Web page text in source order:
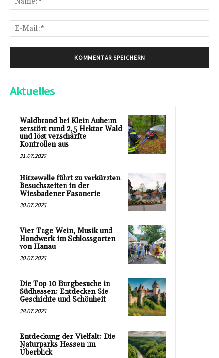
Aktuelles
Waldbrand bei Klein Auheim
zerstört rund 2,5 Hektar Wald
und löst verschärfte
Kontrollen aus
31.07.2026
Hitzewelle führt zu verkürzten
Besuchszeiten in der
Wiesbadener Fasanerie
30.07.2026
Vier Tage Wein, Musik und
Handwerk im Schlossgarten
von Hanau
30.07.2026
Die Top 10 Burgbesuche in
Südhessen: Entdecken Sie
Geschichte und Schönheit
28.07.2026
Entdeckung der Vielfalt: Die
Naturparks Hessen im
Überblick